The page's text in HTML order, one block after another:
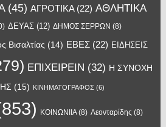
(45) ΑΓΡΟΤΙΚΑ(22) ΑΘΛΗΤΙΚΑ
ΔΕΥΑΣ(12) ΔΗΜΟΣ ΣΕΡΡΩΝ (8)
Βισαλτίας (14) ΕΒΕΣ(22) ΕΙΔΗΣΕΙΣ
ΕΠΙΧΕΙΡΕΙΝ (32) Η ΣΥΝΟΧΗ
(15) ΚΙΝΗΜΑΤΟΓΡΑΦΟΣ (6)
ΚΟΙΝΩΝΙΙΑ(8) Λεονταρίδης (8)